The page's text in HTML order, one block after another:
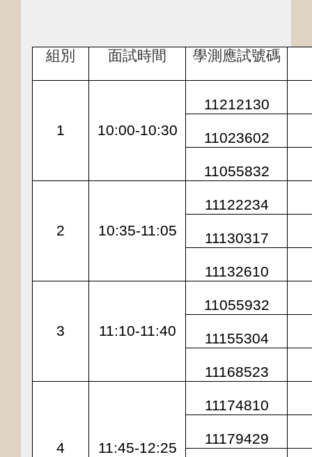
組別 面試時間 學測應試號碼
1 10:00-10:30
11212130
11023602
11055832
2 10:35-11:05
11122234
11130317
11132610
3 11:10-11:40
11055932
11155304
11168523
4 11:45-12:25
11174810
11179429